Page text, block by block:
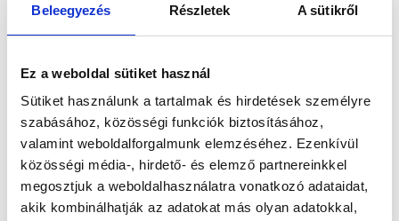
Beleegyezés Részletek A sütikről
Ez a weboldal sütiket használ
Sütiket használunk a tartalmak és hirdetések személyre
szabásához, közösségi funkciók biztosításához,
valamint weboldalforgalmunk elemzéséhez. Ezenkívül
közösségi média-, hirdető- és elemző partnereinkkel
megosztjuk a weboldalhasználatra vonatkozó adataidat,
akik kombinálhatják az adatokat más olyan adatokkal,
Facebook